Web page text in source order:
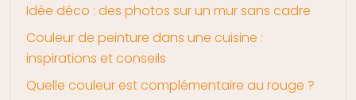
Idée déco : des photos sur un mur sans cadre
Couleur de peinture dans une cuisine :
inspirations et conseils
Quelle couleur est complémentaire au rouge ?